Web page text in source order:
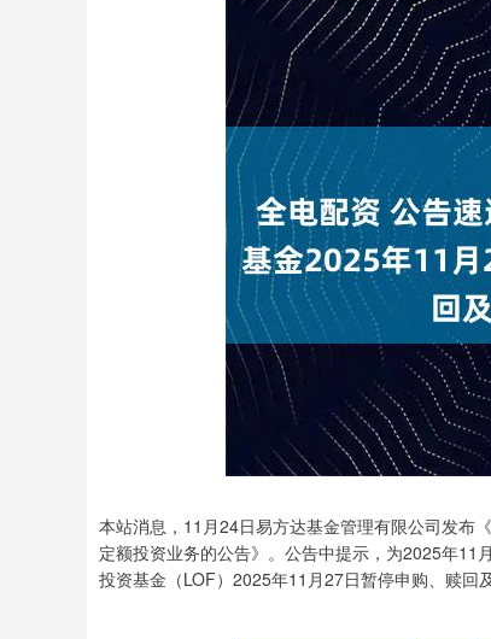
本站消息，11月24日易方达基金管理有限公司发布
定额投资业务的公告》。公告中提示，为2025年
投资基金（LOF）2025年11月27日暂停申购、赎回